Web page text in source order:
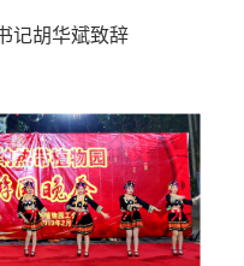
胡华斌致辞